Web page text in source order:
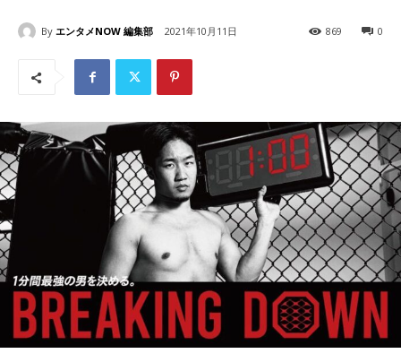
By エンタメNOW 編集部 2021年10月11日 0
869